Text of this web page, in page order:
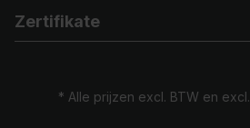
Zertifikate
* Alle prijzen excl. BTW en excl.